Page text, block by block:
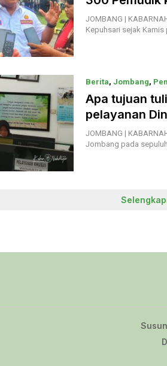
JOMBANG |
Kepuhsari sejak
Berita, Jombang,
Apa tujuan
pelayanan
JOMBANG |
Jombang pada